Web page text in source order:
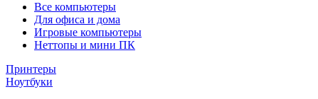
Все компьютеры
Для офиса и дома
Игровые компьютеры
Неттопы и мини ПК
Принтеры
Ноутбуки